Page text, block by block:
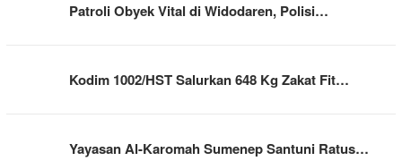
Patroli Obyek Vital di Widodaren, Polisi…
Kodim 1002/HST Salurkan 648 Kg Zakat Fit…
Yayasan Al-Karomah Sumenep Santuni Ratus…